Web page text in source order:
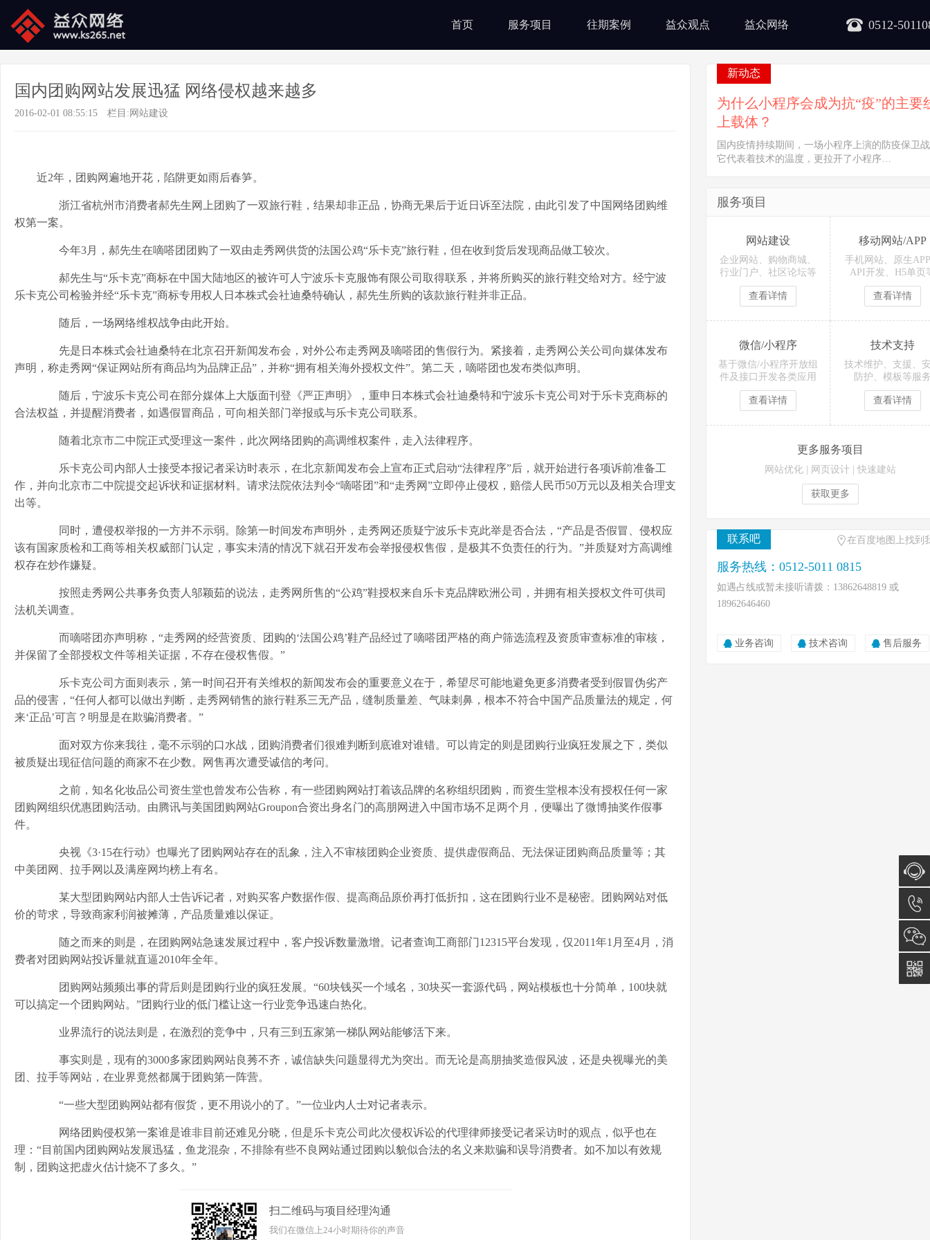
0512-
首页 服务项目 往期案例 益众观点 益众网络
国内团购网站发展迅猛 网络侵权越来越多
2016-02-01 08:55:15 栏目: 网站建设
近2年，团购网遍地开花，陷阱更如雨后春笋。
浙江省杭州市消费者郝先生网上团购了一双旅行鞋，结果却非正品，协商无果后于近日诉至法院，由此引发了中国网络团购维
权第一案。
今年3月，郝先生在嘀嗒团团购了一双由走秀网供货的法国公鸡“乐卡克”旅行鞋，但在收到货后发现商品做工较次。
郝先生与“乐卡克”商标在中国大陆地区的被许可人宁波乐卡克服饰有限公司取得联系，并将所购买的旅行鞋交给对方。经宁波
乐卡克公司检验并经“乐卡克”商标专用权人日本株式会社迪桑特确认，郝先生所购的该款旅行鞋并非正品。
随后，一场网络维权战争由此开始。
先是日本株式会社迪桑特在北京召开新闻发布会，对外公布走秀网及嘀嗒团的售假行为。紧接着，走秀网公关公司向媒体发布
声明，称走秀网“保证网站所有商品均为品牌正品”，并称“拥有相关海外授权文件”。第二天，嘀嗒团也发布类似声明。
随后，宁波乐卡克公司在部分媒体上大版面刊登《严正声明》，重申日本株式会社迪桑特和宁波乐卡克公司对于乐卡克商标的
合法权益，并提醒消费者，如遇假冒商品，可向相关部门举报或与乐卡克公司联系。
随着北京市二中院正式受理这一案件，此次网络团购的高调维权案件，走入法律程序。
乐卡克公司内部人士接受本报记者采访时表示，在北京新闻发布会上宣布正式启动“法律程序”后，就开始进行各项诉前准备工
作，并向北京市二中院提交起诉状和证据材料。请求法院依法判令“嘀嗒团”和“走秀网”立即停止侵权，赔偿人民币50万元以及相关合理支
出等。
同时，遭侵权举报的一方并不示弱。除第一时间发布声明外，走秀网还质疑宁波乐卡克此举是否合法，“产品是否假冒、侵权应
该有国家质检和工商等相关权威部门认定，事实未清的情况下就召开发布会举报侵权售假，是极其不负责任的行为。”并质疑对方高调维
权存在炒作嫌疑。
按照走秀网公共事务负责人邬颖茹的说法，走秀网所售的“公鸡”鞋授权来自乐卡克品牌欧洲公司，并拥有相关授权文件可供司
法机关调查。
而嘀嗒团亦声明称，“走秀网的经营资质、团购的‘法国公鸡’鞋产品经过了嘀嗒团严格的商户筛选流程及资质审查标准的审核，
并保留了全部授权文件等相关证据，不存在侵权售假。”
乐卡克公司方面则表示，第一时间召开有关维权的新闻发布会的重要意义在于，希望尽可能地避免更多消费者受到假冒伪劣产
品的侵害，“任何人都可以做出判断，走秀网销售的旅行鞋系三无产品，缝制质量差、气味刺鼻，根本不符合中国产品质量法的规定，何
来‘正品’可言？明显是在欺骗消费者。”
面对双方你来我往，毫不示弱的口水战，团购消费者们很难判断到底谁对谁错。可以肯定的则是团购行业疯狂发展之下，类似
被质疑出现征信问题的商家不在少数。网售再次遭受诚信的考问。
之前，知名化妆品公司资生堂也曾发布公告称，有一些团购网站打着该品牌的名称组织团购，而资生堂根本没有授权任何一家
团购网组织优惠团购活动。由腾讯与美国团购网站Groupon合资出身名门的高朋网进入中国市场不足两个月，便曝出了微博抽奖作假事
件。
央视《3·15在行动》也曝光了团购网站存在的乱象，注入不审核团购企业资质、提供虚假商品、无法保证团购商品质量等；其
中美团网、拉手网以及满座网均榜上有名。
某大型团购网站内部人士告诉记者，对购买客户数据作假、提高商品原价再打低折扣，这在团购行业不是秘密。团购网站对低
价的苛求，导致商家利润被摊薄，产品质量难以保证。
随之而来的则是，在团购网站急速发展过程中，客户投诉数量激增。记者查询工商部门12315平台发现，仅2011年1月至4月，消
费者对团购网站投诉量就直逼2010年全年。
团购网站频频出事的背后则是团购行业的疯狂发展。“60块钱买一个域名，30块买一套源代码，网站模板也十分简单，100块就
可以搞定一个团购网站。”团购行业的低门槛让这一行业竞争迅速白热化。
业界流行的说法则是，在激烈的竞争中，只有三到五家第一梯队网站能够活下来。
事实则是，现有的3000多家团购网站良莠不齐，诚信缺失问题显得尤为突出。而无论是高朋抽奖造假风波，还是央视曝光的美
团、拉手等网站，在业界竟然都属于团购第一阵营。
“一些大型团购网站都有假货，更不用说小的了。”一位业内人士对记者表示。
网络团购侵权第一案谁是谁非目前还难见分晓，但是乐卡克公司此次侵权诉讼的代理律师接受记者采访时的观点，似乎也在
理：“目前国内团购网站发展迅猛，鱼龙混杂，不排除有些不良网站通过团购以貌似合法的名义来欺骗和误导消费者。如不加以有效规
制，团购这把虚火估计烧不了多久。”
扫二维码与项目经理沟通
我们在微信上24小时期待你的声音
新动态
为什么小程序会成为抗“疫”的主要
上载体？
国内疫情持续期间，一场小程序上演的防疫保卫
它代表着技术的温度，更拉开了小程序…
服务项目
网站建设
企业网站、购物商城、
行业门户、社区论坛等
查看详情
移动网站/APP
手机网站、原生
API开发、H5单页
查看详情
微信/小程序
基于微信/小程序开放组
件及接口开发各类应用
查看详情
技术支持
技术维护、支援、
防护、模板等服
查看详情
更多服务项目
网站优化 网页设计 快速建站
获取更多
联系吧 在百度地图上找到
服务热线：0512-5011 0815
如遇占线或暂未接听请拨：13862648819 或
18962646460
业务咨询 技术咨询 售后服务
在线咨
询
0512-
5011